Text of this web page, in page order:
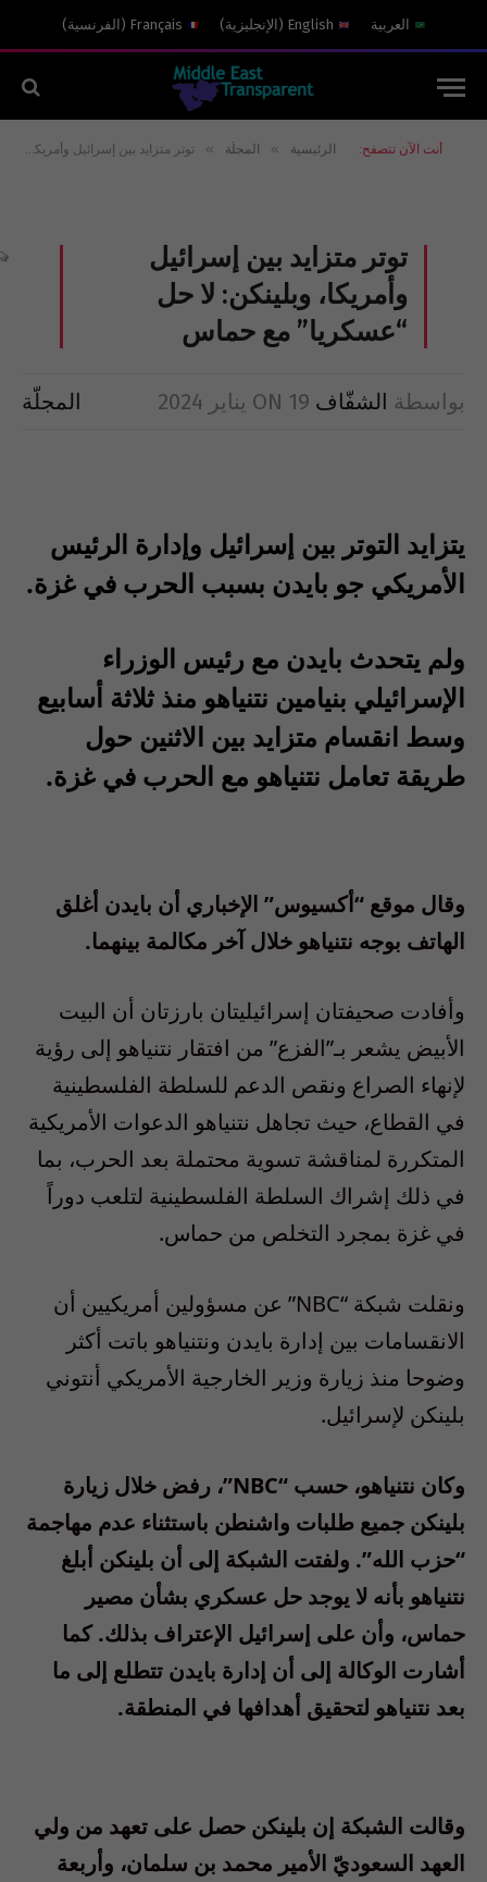
العربية English
( الإنجليزية)
Français
( الفرنسية)
أنت الآن تتصفح: الرئيسية » المجلّة » توتر متزايد بين إسرائيل وأمريكا، وبلينكن: لا حل “عسكريا” مع حماس
توتر متزايد بين إسرائيل
وأمريكا، وبلينكن: لا حل
“عسكريا” مع حماس
بواسطة الشفّاف ON 19 يناير 2024 المجلّة
يتزايد التوتر بين إسرائيل وإدارة الرئيس
الأمريكي جو بايدن بسبب الحرب في غزة.
ولم يتحدث بايدن مع رئيس الوزراء
الإسرائيلي بنيامين نتنياهو منذ ثلاثة أسابيع
وسط انقسام متزايد بين الاثنين حول
طريقة تعامل نتنياهو مع الحرب في غزة.
وقال موقع “أكسيوس” الإخباري أن بايدن أغلق
الهاتف بوجه نتنياهو خلال آخر مكالمة بينهما.
وأفادت صحيفتان إسرائيليتان بارزتان أن البيت
الأبيض يشعر بـ”الفزع” من افتقار نتنياهو إلى رؤية
لإنهاء الصراع ونقص الدعم للسلطة الفلسطينية
في القطاع، حيث تجاهل نتنياهو الدعوات الأمريكية
المتكررة لمناقشة تسوية محتملة بعد الحرب، بما
في ذلك إشراك السلطة الفلسطينية لتلعب دوراً
في غزة بمجرد التخلص من حماس.
ونقلت شبكة “NBC” عن مسؤولين أمريكيين أن
الانقسامات بين إدارة بايدن ونتنياهو باتت أكثر
وضوحا منذ زيارة وزير الخارجية الأمريكي أنتوني
بلينكن لإسرائيل.
وكان نتنياهو، حسب “NBC”، رفض خلال زيارة
بلينكن جميع طلبات واشنطن باستثناء عدم مهاجمة
“حزب الله”. ولفتت الشبكة إلى أن بلينكن أبلغ
نتنياهو بأنه لا يوجد حل عسكري بشأن مصير
حماس، وأن على إسرائيل الإعتراف بذلك. كما
أشارت الوكالة إلى أن إدارة بايدن تتطلع إلى ما
بعد نتنياهو لتحقيق أهدافها في المنطقة.
وقالت الشبكة إن بلينكن حصل على تعهد من ولي
العهد السعوديّ الأمير محمد بن سلمان، وأربعة